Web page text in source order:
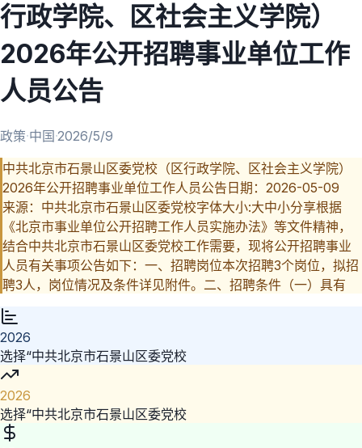
行政学院、区社会主义学院）
2026年公开招聘事业单位工作
人员公告
政策·中国·2026/5/9
中共北京市石景山区委党校（区行政学院、区社会主义学院）
2026年公开招聘事业单位工作人员公告日期：2026-05-09
来源：中共北京市石景山区委党校字体大小:大中小分享根据
《北京市事业单位公开招聘工作人员实施办法》等文件精神，
结合中共北京市石景山区委党校工作需要，现将公开招聘事业
人员有关事项公告如下：一、招聘岗位本次招聘3个岗位，拟招
聘3人，岗位情况及条件详见附件。二、招聘条件（一）具有
2026
选择“中共北京市石景山区委党校
2026
选择“中共北京市石景山区委党校